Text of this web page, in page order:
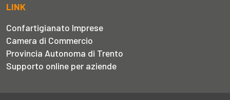
LINK
Confartigianato Imprese
Camera di Commercio
Provincia Autonoma di Trento
Supporto online per aziende